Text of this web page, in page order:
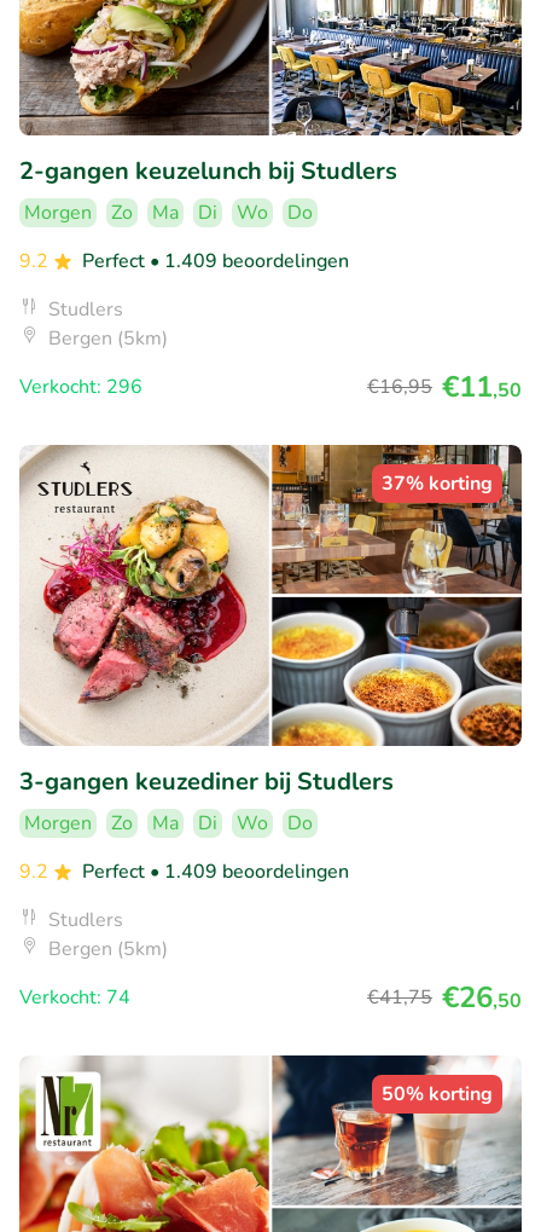
2-gangen keuzelunch bij Studlers
Morgen Zo Ma Di Wo
Do
9.2
Perfect • 1.409 beoordelingen
Studlers
Bergen (5km)
Verkocht: 296
€16,95 €11,50
37% korting
3-gangen keuzediner bij Studlers
Morgen Zo Ma Di Wo
Do
9.2
Perfect • 1.409 beoordelingen
Studlers
Bergen (5km)
Verkocht: 74
€41,75 €26,50
50% korting